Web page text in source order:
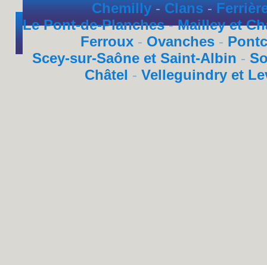
Chemilly-Clans-
Le Pont-de-Planches-Mailley et
Ferroux - Ovanches -
Scey-sur-Saône et Saint-Albin -
Châtel - Velleguindry et